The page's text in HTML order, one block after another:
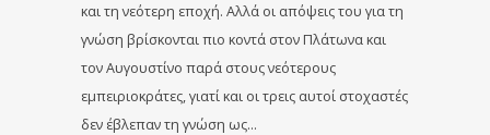
και τη νεότερη εποχή. Αλλά οι απόψεις του για τη
γνώση βρίσκονται πιο κοντά στον Πλάτωνα και
τον Αυγουστίνο παρά στους νεότερους
εμπειριοκράτες, γιατί και οι τρεις αυτοί στοχαστές
δεν έβλεπαν τη γνώση ως…